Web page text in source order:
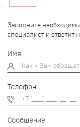
Заполните
специалист и ответит
Имя
Телефон
Сообщение